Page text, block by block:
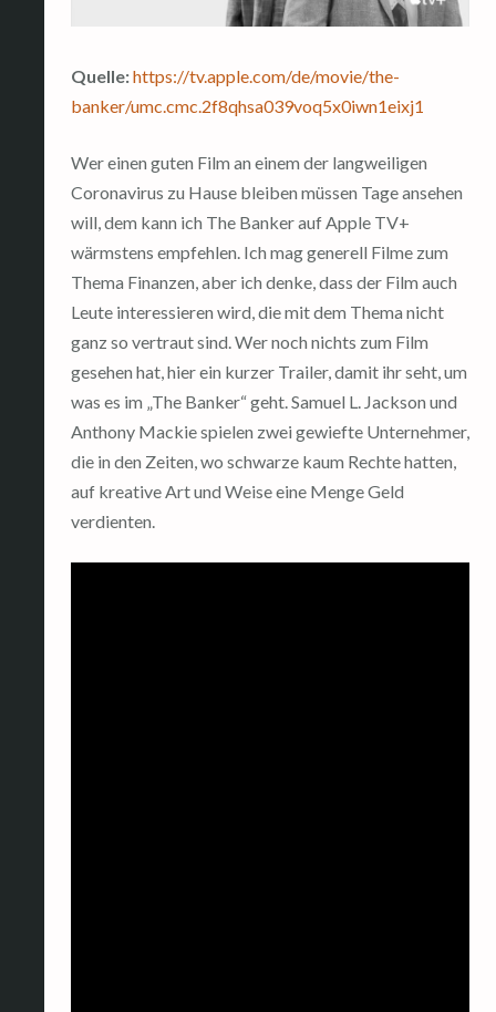
Quelle:https://tv.apple.com/de/movie/the-
banker/umc.cmc.2f8qhsa039voq5x0iwn1eixj1
Wer einen guten Film an einem der langweiligen
Coronavirus zu Hause bleiben müssen Tage ansehen
will, dem kann ich The Banker auf Apple TV+
wärmstens empfehlen. Ich mag generell Filme zum
Thema Finanzen, aber ich denke, dass der Film auch
Leute interessieren wird, die mit dem Thema nicht
ganz so vertraut sind. Wer noch nichts zum Film
gesehen hat, hier ein kurzer Trailer, damit ihr seht, um
was es im „The Banker“ geht. Samuel L. Jackson und
Anthony Mackie spielen zwei gewiefte Unternehmer,
die in den Zeiten, wo schwarze kaum Rechte hatten,
auf kreative Art und Weise eine Menge Geld
verdienten.